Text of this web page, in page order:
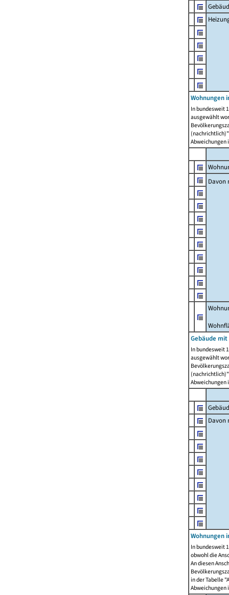
Wohnungen
In bundesweit
ausgewählt
Abweichungen
Davon
Gebäude
In bundesweit
ausgewählt
Abweichungen
Davon
Wohnungen
In bundesweit
obwohl die
An diesen
in der Tabelle
Abweichungen